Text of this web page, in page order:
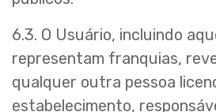
6.3. O Usuário, incluindo
representam franquias,
qualquer outra pessoa
estabelecimento,